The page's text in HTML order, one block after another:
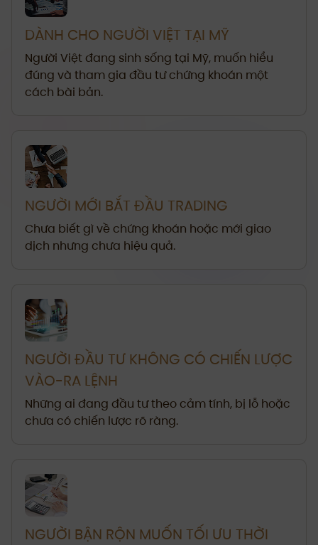
DÀNH CHO NGƯỜI VIỆT TẠI MỸ
Người Việt đang sinh sống tại Mỹ, muốn hiểu
đúng và tham gia đầu tư chứng khoán một
cách bài bản.
NGƯỜI MỚI BẮT ĐẦU TRADING
Chưa biết gì về chứng khoán hoặc mới giao
dịch nhưng chưa hiệu quả.
NGƯỜI ĐẦU TƯ KHÔNG CÓ CHIẾN LƯỢC
VÀO-RA LỆNH
Những ai đang đầu tư theo cảm tính, bị lỗ hoặc
chưa có chiến lược rõ ràng.
NGƯỜI BẬN RỘN MUỐN TỐI ƯU THỜI